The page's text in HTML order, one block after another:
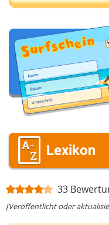
33
[Veröffentlicht oder
Deine E-Mail-
möchtest)
Deine Nachricht
Lexikon